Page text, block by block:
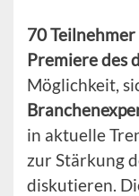
70
Premiere des
Möglichkeit,
in aktuelle
zur Stärkung
diskutieren.